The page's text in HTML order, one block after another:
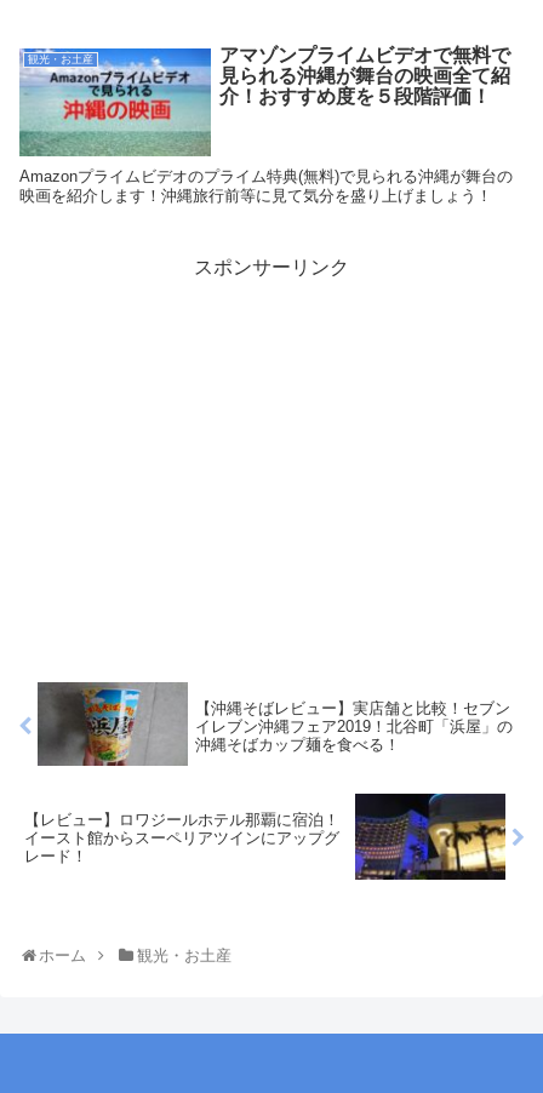
観光・お土産
アマゾンプライムビデオで無料で
見られる沖縄が舞台の映画全て紹
介！おすすめ度を５段階評価！
Amazonプライムビデオのプライム特典(無料)で見られる沖縄が舞台の
映画を紹介します！沖縄旅行前等に見て気分を盛り上げましょう！
スポンサーリンク
【沖縄そばレビュー】実店舗と比較！セブン
イレブン沖縄フェア2019！北谷町「浜屋」の
沖縄そばカップ麺を食べる！
【レビュー】ロワジールホテル那覇に宿泊！
イースト館からスーペリアツインにアップグ
レード！
ホーム 観光・お土産